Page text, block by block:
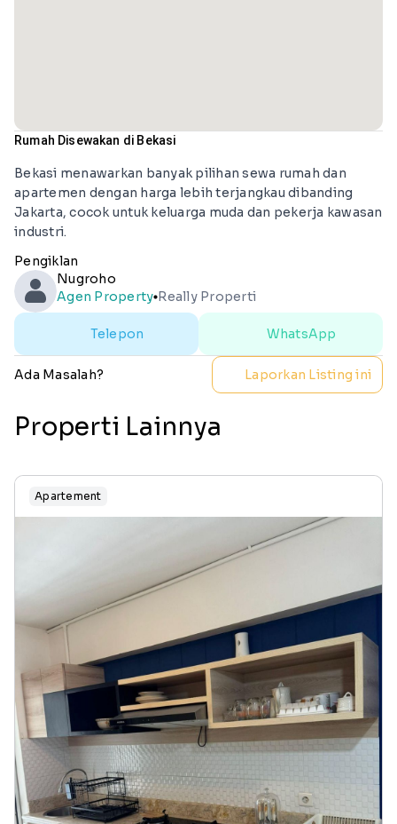
Rumah Disewakan di Bekasi
Bekasi menawarkan banyak pilihan sewa rumah dan
apartemen dengan harga lebih terjangkau dibanding
Jakarta, cocok untuk keluarga muda dan pekerja kawasan
industri.
Pengiklan
Nugroho
Agen Propertylens Really Properti
Telepon WhatsApp
Ada Masalah? Laporkan Listing ini
Properti Lainnya
Apartement